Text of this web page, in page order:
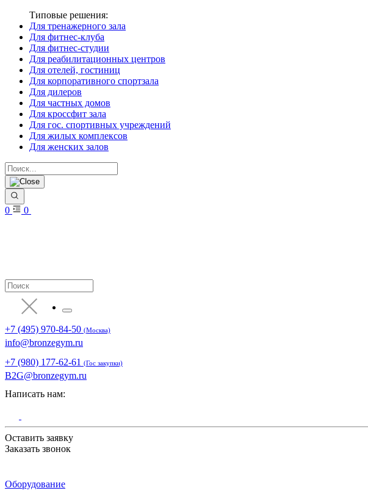
Типовые решения:
Для тренажерного зала
Для фитнес-клуба
Для фитнес-студии
Для реабилитационных центров
Для отелей, гостиниц
Для корпоративного спортзала
Для дилеров
Для частных домов
Для кроссфит зала
Для гос. спортивных учреждений
Для жилых комплексов
Для женских залов
0 0
+7 (495) 970-84-50 (Москва)
info@bronzegym.ru
+7 (980) 177-62-61 (Гос закупки)
B2G@bronzegym.ru
Написать нам:
Оставить заявку
Заказать звонок
Оборудование